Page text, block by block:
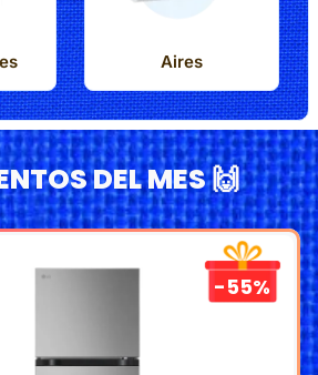
Aires
DEL MES 🙌
-55%